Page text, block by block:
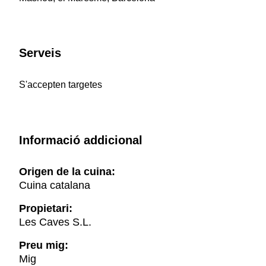
Serveis
S'accepten targetes
Informació addicional
Origen de la cuina:
Cuina catalana
Propietari:
Les Caves S.L.
Preu mig:
Mig